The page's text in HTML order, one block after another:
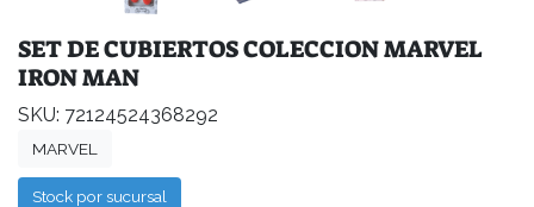
SET DE CUBIERTOS COLECCION MARVEL
IRON MAN
SKU: 72124524368292
MARVEL
Stock por sucursal